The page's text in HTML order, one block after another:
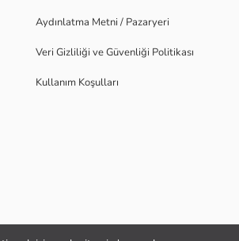
Aydınlatma Metni / Pazaryeri
Veri Gizliliği ve Güvenliği Politikası
Kullanım Koşulları